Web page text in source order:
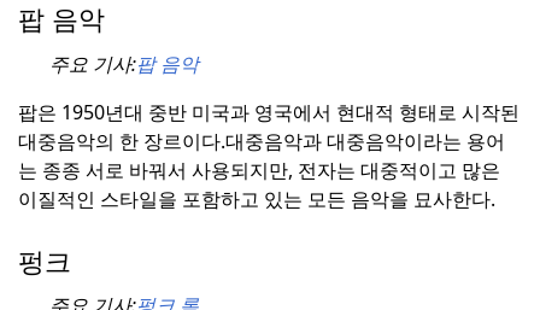
팝 음악
주요 기사:팝 음악
팝은 1950년대 중반 미국과 영국에서 현대적 형태로 시작된
대중음악의 한 장르이다.대중음악과 대중음악이라는 용어
는 종종 서로 바꿔서 사용되지만, 전자는 대중적이고 많은
이질적인 스타일을 포함하고 있는 모든 음악을 묘사한다.
펑크